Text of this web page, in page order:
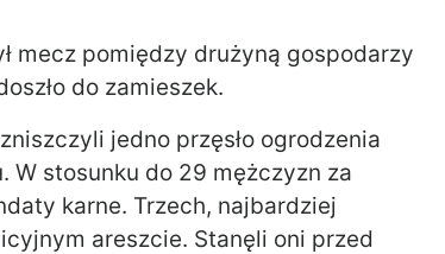
mecz pomiędzy drużyną gospodarzy
do zamieszek.
jedno przęsło ogrodzenia
W stosunku do 29 mężczyzn za
karne. Trzech, najbardziej
areszcie. Stanęli oni przed